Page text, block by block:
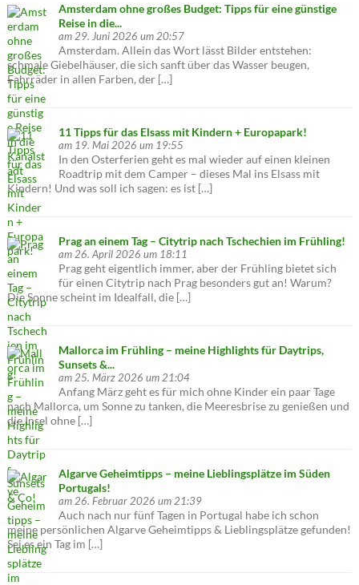
Amsterdam ohne großes Budget: Tipps für eine günstige
Reise in die...
am 29. Juni 2026 um 20:57
Amsterdam. Allein das Wort lässt Bilder entstehen:
schmale Giebelhäuser, die sich sanft über das Wasser beugen,
Fahrräder in allen Farben, der […]
11 Tipps für das Elsass mit Kindern + Europapark!
am 19. Mai 2026 um 19:55
In den Osterferien geht es mal wieder auf einen kleinen
Roadtrip mit dem Camper – dieses Mal ins Elsass mit
Kindern! Und was soll ich sagen: es ist […]
Prag an einem Tag – Citytrip nach Tschechien im Frühling!
am 26. April 2026 um 18:11
Prag geht eigentlich immer, aber der Frühling bietet sich
für einen Citytrip nach Prag besonders gut an! Warum?
Die Sonne scheint im Idealfall, die […]
Mallorca im Frühling – meine Highlights für Daytrips,
Sunsets &...
am 25. März 2026 um 21:04
Anfang März geht es für mich ohne Kinder ein paar Tage
nach Mallorca, um Sonne zu tanken, die Meeresbrise zu genießen und
die Insel ohne […]
Algarve Geheimtipps – meine Lieblingsplätze im Süden
Portugals!
am 26. Februar 2026 um 21:39
Auch nach nur fünf Tagen in Portugal habe ich schon
meine persönlichen Algarve Geheimtipps & Lieblingsplätze gefunden!
Sei es ein Tag im […]